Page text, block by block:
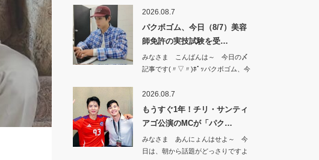
2026.08.7
パクボゴム、今日（8/7）美容
師免許の実技試験を受…
みなさま こんばんは～ 今日の〆
記事です(〃▽〃)ﾎﾟｯパクボゴム、今
2026.08.7
もうすぐ1年！チリ・サンティ
アゴ公演のMCが「パク…
みなさま あんにょんはせよ～ 今
日は、朝から話題がどっさりですよ